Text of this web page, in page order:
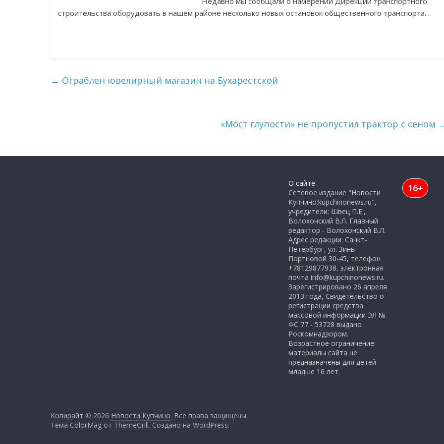
строительства оборудовать в нашем районе несколько новых остановок общественного транспорта.…
← Ограблен ювелирный магазин на Бухарестской
«Мост глупости» не пропустил трактор с сеном
О сайте
Сетевое издание "Новости
Купчино:kupchinonews.ru",
учредители: Швец П.Е.,
Волохонский В.Л. Главный
редактор - Волохонский В.Л.
Адрес редакции: Санкт-
Петербург, ул. Зины
Портновой 30-45, телефон
+78129877938, электронная
почта info@kupchinonews.ru.
Зарегистрировано 26 апреля
2013 года, Свидетельство о
регистрации средства
массовой информации ЭЛ №
ФС 77 - 53728 выдано
Роскомнадзором.
Возрастное ограничение:
материалы сайта не
предназначены для детей
младше 16 лет.
16+
Копирайт © 2026 Новости Купчино. Все права защищены.
Тема ColorMag от ThemeGrill. Создано на WordPress.